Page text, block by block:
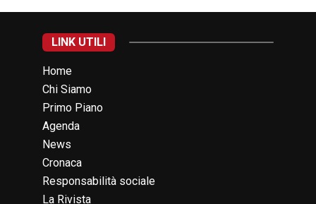
LINK UTILI
Home
Chi Siamo
Primo Piano
Agenda
News
Cronaca
Responsabilità sociale
La Rivista